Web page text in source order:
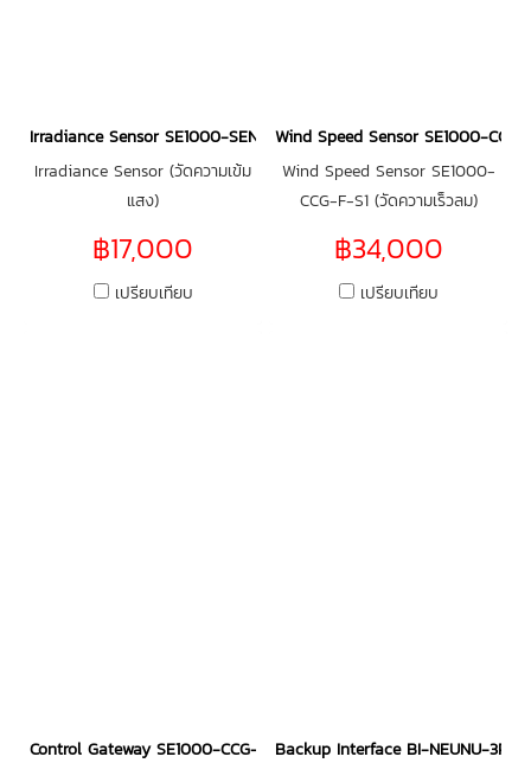
Irradiance Sensor SE1000-SEN-IRR-S1
Irradiance Sensor (วัดความเข้ม
แสง)
฿17,000
เปรียบเทียบ
Wind Speed Sensor SE1000-CCG-
Wind Speed Sensor SE1000-
CCG-F-S1 (วัดความเร็วลม)
฿34,000
เปรียบเทียบ
Control Gateway SE1000-CCG-G-S1Backup Interface BI-NEUNU-3P-01